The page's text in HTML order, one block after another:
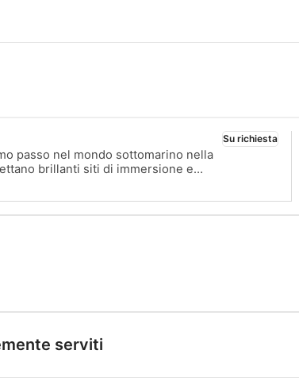
passo nel mondo sottomarino nella
brillanti siti di immersione e
Su richiesta
serviti